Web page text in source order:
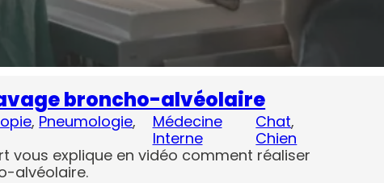
broncho-alvéolaire
, Pneumologie,
Médecine
Interne
Chat,
Chien
vous explique en vidéo comment réaliser
alvéolaire.